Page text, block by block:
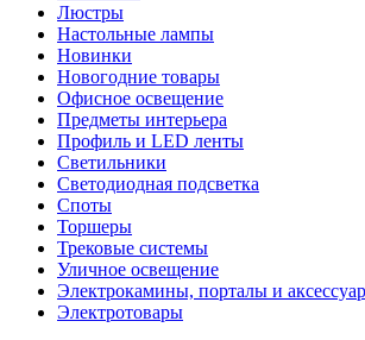
Люстры
Настольные лампы
Новинки
Новогодние товары
Офисное освещение
Предметы интерьера
Профиль и LED ленты
Светильники
Светодиодная подсветка
Споты
Торшеры
Трековые системы
Уличное освещение
Электрокамины, порталы и
Электротовары